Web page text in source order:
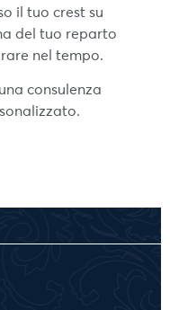
il tuo crest su
del tuo reparto
nel tempo.
consulenza